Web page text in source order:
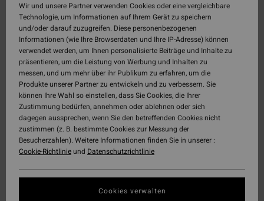
Wir und unsere Partner verwenden Cookies oder eine vergleichbare
Technologie, um Informationen auf Ihrem Gerät zu speichern
und/oder darauf zuzugreifen. Diese personenbezogenen
Informationen (wie Ihre Browserdaten und Ihre IP-Adresse) können
verwendet werden, um Ihnen personalisierte Beiträge und Inhalte zu
präsentieren, um die Leistung von Werbung und Inhalten zu
messen, und um mehr über ihr Publikum zu erfahren, um die
Produkte unserer Partner zu entwickeln und zu verbessern. Sie
können Ihre Wahl so einstellen, dass Sie Cookies, die Ihrer
Zustimmung bedürfen, annehmen oder ablehnen oder sich
dagegen aussprechen, wenn Sie den betreffenden Cookies nicht
zustimmen (z. B. bestimmte Cookies zur Messung der
Besucherzahlen). Weitere Informationen finden Sie in unserer :
Cookie-Richtlinieund Datenschutzrichtlinie
Cookies verwalten